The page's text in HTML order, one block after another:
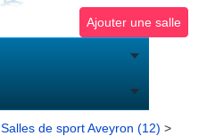
Ajouter une salle
Salles de sport Aveyron (12) >